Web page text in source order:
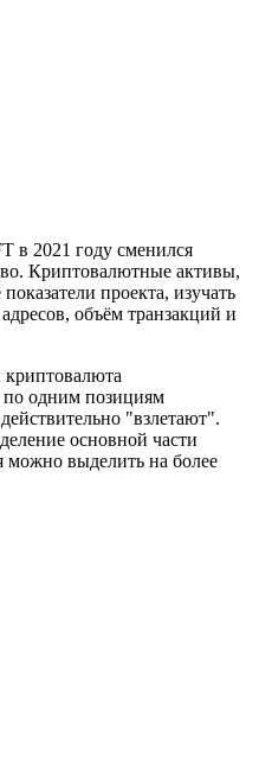
в 2021 году сменился
Криптовалютные активы,
проекта, изучать
объём транзакций и
по одним позициям
"взлетают".
основной части
можно выделить на более